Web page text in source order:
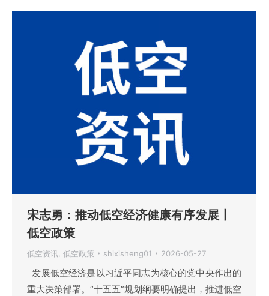
宋志勇：推动低空经济健康有序发展丨
低空政策
低空资讯, 低空政策 shixisheng01 2026-05-27
发展低空经济是以习近平同志为核心的党中央作出的
重大决策部署。“十五五”规划纲要明确提出，推进低空